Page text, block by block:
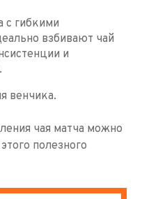
с гибкими
взбивают чай
и
венчика.
чая матча можно
полезного